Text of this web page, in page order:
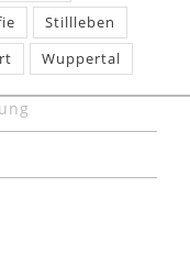
Stillleben
Wuppertal